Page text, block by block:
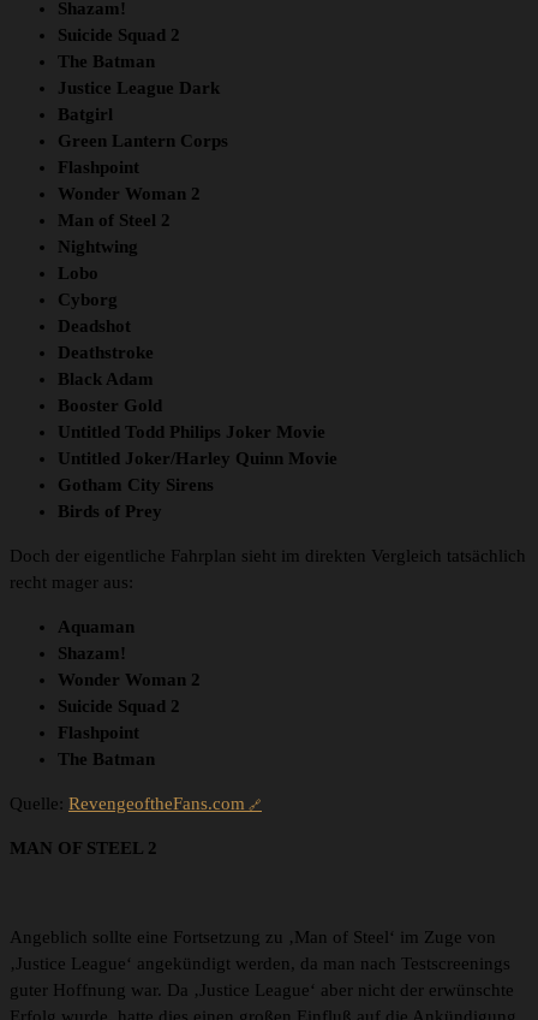
Shazam!
Suicide Squad 2
The Batman
Justice League Dark
Batgirl
Green Lantern Corps
Flashpoint
Wonder Woman 2
Man of Steel 2
Nightwing
Lobo
Cyborg
Deadshot
Deathstroke
Black Adam
Booster Gold
Untitled Todd Philips Joker Movie
Untitled Joker/Harley Quinn Movie
Gotham City Sirens
Birds of Prey
Doch der eigentliche Fahrplan sieht im direkten Vergleich tatsächlich
recht mager aus:
Aquaman
Shazam!
Wonder Woman 2
Suicide Squad 2
Flashpoint
The Batman
Quelle: RevengeoftheFans.com
MAN OF STEEL 2
Angeblich sollte eine Fortsetzung zu ‚Man of Steel‘ im Zuge von
‚Justice League‘ angekündigt werden, da man nach Testscreenings
guter Hoffnung war. Da ‚Justice League‘ aber nicht der erwünschte